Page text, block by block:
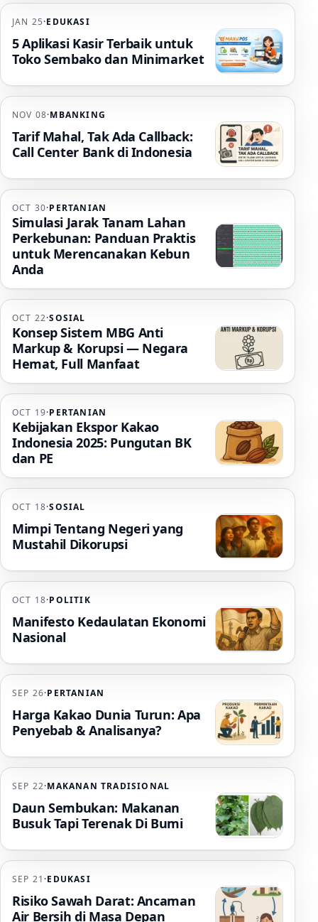
JAN 25·EDUKASI
5 Aplikasi Kasir Terbaik untuk
Toko Sembako dan Minimarket
NOV 08·MBANKING
Tarif Mahal, Tak Ada Callback:
Call Center Bank di Indonesia
OCT 30·PERTANIAN
Simulasi Jarak Tanam Lahan
Perkebunan: Panduan Praktis
untuk Merencanakan Kebun
Anda
OCT 22·SOSIAL
Konsep Sistem MBG Anti
Markup & Korupsi — Negara
Hemat, Full Manfaat
OCT 19·PERTANIAN
Kebijakan Ekspor Kakao
Indonesia 2025: Pungutan BK
dan PE
OCT 18·SOSIAL
Mimpi Tentang Negeri yang
Mustahil Dikorupsi
OCT 18·POLITIK
Manifesto Kedaulatan Ekonomi
Nasional
SEP 26·PERTANIAN
Harga Kakao Dunia Turun: Apa
Penyebab & Analisanya?
SEP 22·MAKANAN TRADISIONAL
Daun Sembukan: Makanan
Busuk Tapi Terenak Di Bumi
SEP 21 ·EDUKASI
Risiko Sawah Darat: Ancaman
Air Bersih di Masa Depan